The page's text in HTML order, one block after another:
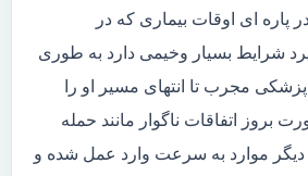
پاره ای اوقات بیماری که در
شرایط بسیار وخیمی دارد به طوری
مجرب تا انتهای مسیر او را
بروز اتفاقات ناگوار مانند حمله
موارد به سرعت وارد عمل شده و